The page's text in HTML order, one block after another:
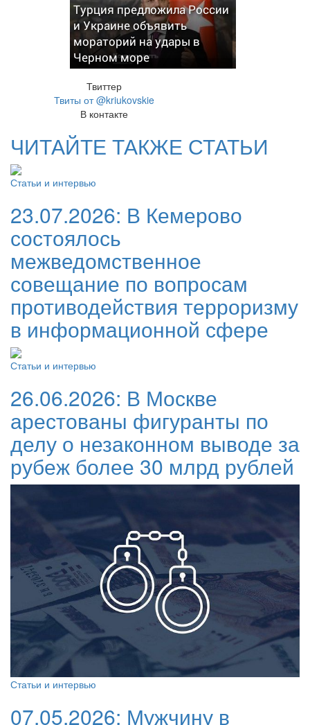
Турция предложила России
и Украине объявить
мораторий на удары в
Черном море
Твиттер
Твиты от @kriukovskie
В контакте
ЧИТАЙТЕ ТАКЖЕ СТАТЬИ
Статьи и интервью
23.07.2026: В Кемерово
состоялось
межведомственное
совещание по вопросам
противодействия терроризму
в информационной сфере
Статьи и интервью
26.06.2026: В Москве
арестованы фигуранты по
делу о незаконном выводе за
рубеж более 30 млрд рублей
Статьи и интервью
07.05.2026: Мужчину в